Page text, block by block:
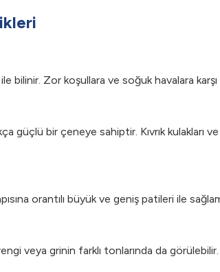
Zor koşullara ve soğuk havalara karşı
güçlü bir çeneye sahiptir. Kıvrık kulakları
orantılı büyük ve geniş patileri ile sağlam
veya grinin farklı tonlarında da